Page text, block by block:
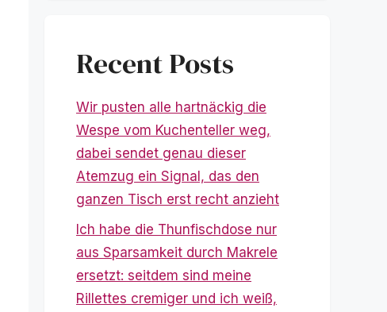
Recent Posts
Wir pusten alle hartnäckig die
Wespe vom Kuchenteller weg,
dabei sendet genau dieser
Atemzug ein Signal, das den
ganzen Tisch erst recht anzieht
Ich habe die Thunfischdose nur
aus Sparsamkeit durch Makrele
ersetzt: seitdem sind meine
Rillettes cremiger und ich weiß,